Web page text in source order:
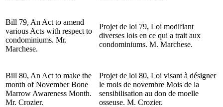
Bill 79, An Act to amend
various Acts with respect to
condominiums. Mr.
Marchese.
Projet de loi 79, Loi modifiant
diverses lois en ce qui a trait aux
condominiums. M. Marchese.
Bill 80, An Act to make the
month of November Bone
Marrow Awareness Month.
Mr. Crozier.
Projet de loi 80, Loi visant à désigner
le mois de novembre Mois de la
sensibilisation au don de moelle
osseuse. M. Crozier.